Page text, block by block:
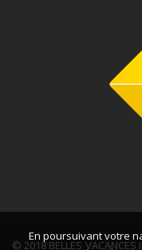
© 2018 BELLES VACANCES
En poursuivant votre